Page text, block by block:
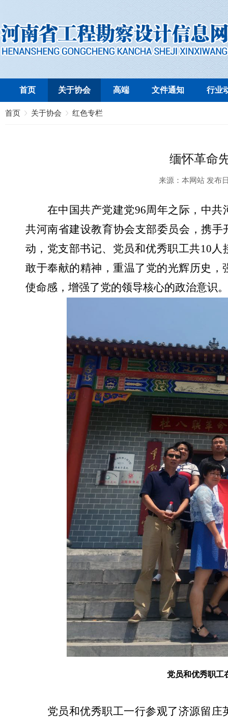
首页 关于协会 高端 文件通知 行业
首页 关于协会 红色专栏
缅怀革命
来源： 本网站 发布
在中国共产党建党96周年之际，中共
共河南省建设教育协会支部委员会，携
动，党支部书记、党员和优秀职工共10人
敢于奉献的精神，重温了党的光辉历史，
使命感，增强了党的领导核心的政治意识。
党员和优秀职工
党员和优秀职工一行参观了济源留庄